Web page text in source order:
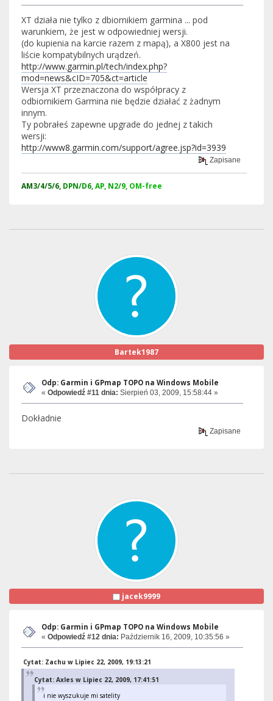
XT działa nie tylko z dbiornikiem garmina ... pod
warunkiem, że jest w odpowiedniej wersji.
(do kupienia na karcie razem z mapą), a X800 jest na
liście kompatybilnych urądzeń.
http://www.garmin.pl/tech/index.php?
mod=news&cID=705&ct=article
Wersja XT przeznaczona do współpracy z
odbiornikiem Garmina nie będzie działać z żadnym
innym.
Ty pobrałeś zapewne upgrade do jednej z takich
wersji:
http://www8.garmin.com/support/agree.jsp?id=3939
Zapisane
AM3/4/5/6, DPN/D6, AP, N2/9, OM-free
Bartek1987
Odp: Garmin i GPmap TOPO na Windows Mobile
« Odpowiedź #11 dnia: Sierpień 03, 2009, 15:58:44 »
Dokładnie
Zapisane
jacek9999
Odp: Garmin i GPmap TOPO na Windows Mobile
« Odpowiedź #12 dnia: Październik 16, 2009, 10:35:56 »
Cytat: Zachu w Lipiec 22, 2009, 19:13:21
Cytat: Axles w Lipiec 22, 2009, 17:41:51
i nie wyszukuje mi satelity